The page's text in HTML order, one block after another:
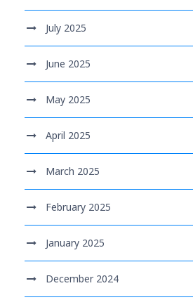
July 2025
June 2025
May 2025
April 2025
March 2025
February 2025
January 2025
December 2024